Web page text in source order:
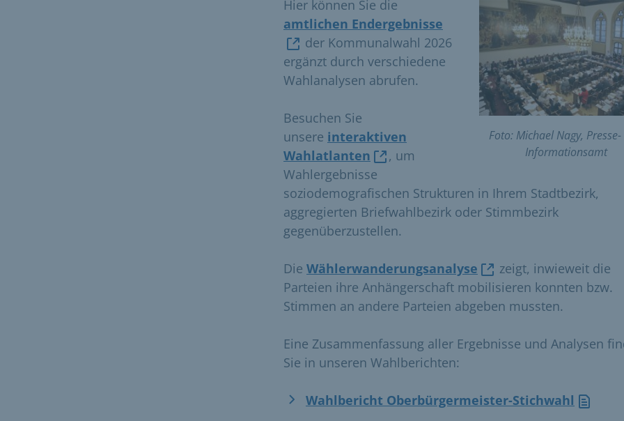
Foto: Michael Nagy,
Informationsamt
Hier können Sie die
amtlichen Endergebnisse
der Kommunalwahl 2026
ergänzt durch verschiedene
Wahlanalysen abrufen.
Besuchen Sie
unsere interaktiven
Wahlatlanten
, um
Wahlergebnisse
soziodemografischen Strukturen in Ihrem Stadtbezirk,
aggregierten Briefwahlbezirk oder Stimmbezirk
gegenüberzustellen.
Die Wählerwanderungsanalyse
zeigt, inwieweit die
Parteien ihre Anhängerschaft mobilisieren konnten bzw.
Stimmen an andere Parteien abgeben mussten.
Eine Zusammenfassung aller Ergebnisse und Analysen
Sie in unseren Wahlberichten:
Wahlbericht Oberbürgermeister-Stichwahl